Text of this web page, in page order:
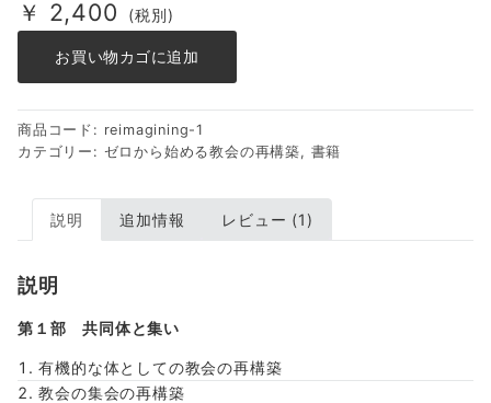
￥ 2,400 (税別)
お買い物カゴに追加
商品コード: reimagining-1
カテゴリー: ゼロから始める教会の再構築, 書籍
説明 追加情報 レビュー (1)
説明
第１部 共同体と集い
有機的な体としての教会の再構築
教会の集会の再構築